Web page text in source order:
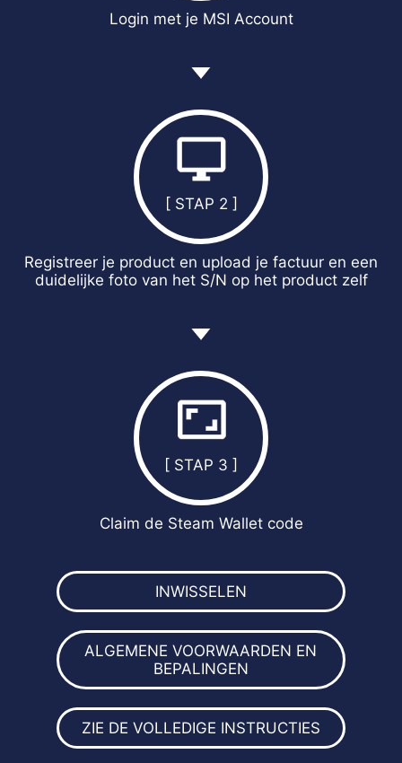
Login met je MSI Account
[ STAP 2 ]
Registreer je product en upload je factuur en een
duidelijke foto van het S/N op het product zelf
[ STAP 3 ]
Claim de Steam Wallet code
INWISSELEN
ALGEMENE VOORWAARDEN EN
BEPALINGEN
ZIE DE VOLLEDIGE INSTRUCTIES